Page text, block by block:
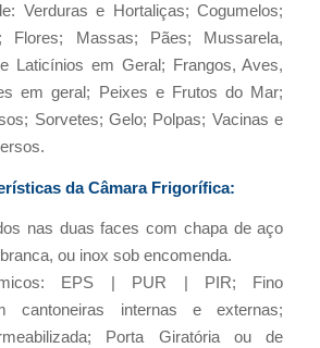
Verduras e Hortaliças; Cogumelos;
Flores; Massas; Pães; Mussarela,
Laticínios em Geral; Frangos, Aves,
em geral; Peixes e Frutos do Mar;
Sorvetes; Gelo; Polpas; Vacinas e
da Câmara Frigorífica:
nas duas faces com chapa de aço
ou inox sob encomenda.
EPS | PUR | PIR; Fino
cantoneiras internas e externas;
Porta Giratória ou de